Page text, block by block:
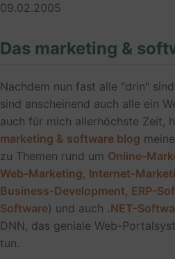
09.02.2005
Das marketing &
Nachdem nun fast alle "drin"
sind anscheinend auch alle ein
auch für mich allerhöchste Zeit,
marketing & software blog
zu Themen rund um Online-
Web-Marketing, Internet-
Business-Development, ERP-
Software) und auch .NET-
DNN, das geniale Web-
tun.